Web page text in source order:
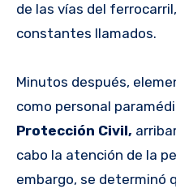
de las vías del
constantes llamados.
Minutos después,
como personal
Protección Civil,
cabo la atención de la
embargo, se determinó